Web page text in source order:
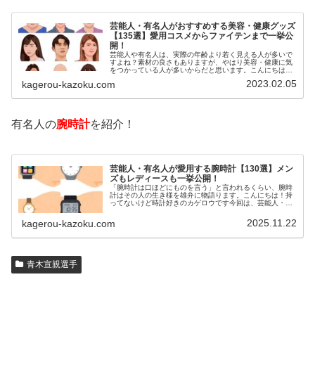
芸能人・有名人がおすすめする美容・健康グッズ
【135選】愛用コスメからファイテンまで一挙公
開！
芸能人や有名人は、実際の年齢より若く見える人が多いで
すよね？素材の良さもありますが、やはり美容・健康に気
をつかっている人が多いからだと思います。こんにちは！
いるのでしょうか？今回は、芸能人…
kagerou-kazoku.com 2023.02.05
有名人の腕時計を紹介！
芸能人・有名人が愛用する腕時計【130選】メン
ズもレディースも一挙公開！
「腕時計は口ほどにものを言う」と言われるくらい、腕時
計はその人の生き様を雄弁に物語ります。こんにちは！持
ってないけど時計好きのカゲロウです今回は、芸能人・有
kagerou-kazoku.com 2025.11.22
青木宣親選手